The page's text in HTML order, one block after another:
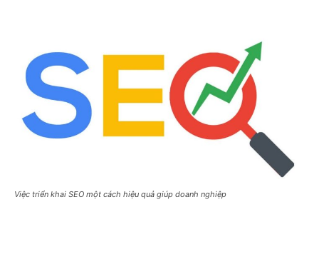
Việc triển khai SEO một cách hiệu quả giúp doanh nghiệp